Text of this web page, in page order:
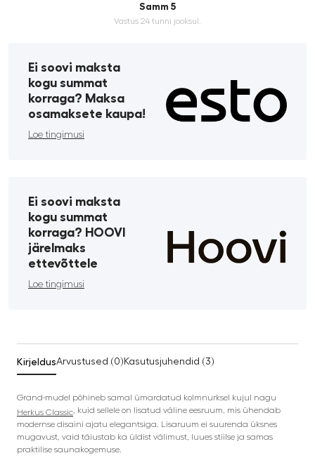
Samm 5
Vastus 24 tunni jooksul.
Ei soovi maksta
kogu summat
korraga? Maksa
osamaksete kaupa!
Loe tingimusi
Ei soovi maksta
kogu summat
korraga? HOOVI
järelmaks
ettevõttele
Loe tingimusi
KirjeldusArvustused (0) Kasutusjuhendid (3)
Grand-mudel põhineb samal ümardatud kolmnurksel kujul nagu
Herkus Classic , kuid sellele on lisatud väline eesruum, mis ühendab
modernse disaini ajatu elegantsiga. Lisaruum ei suurenda üksnes
mugavust, vaid täiustab ka üldist välimust, luues stiilse ja samas
praktilise saunakogemuse.